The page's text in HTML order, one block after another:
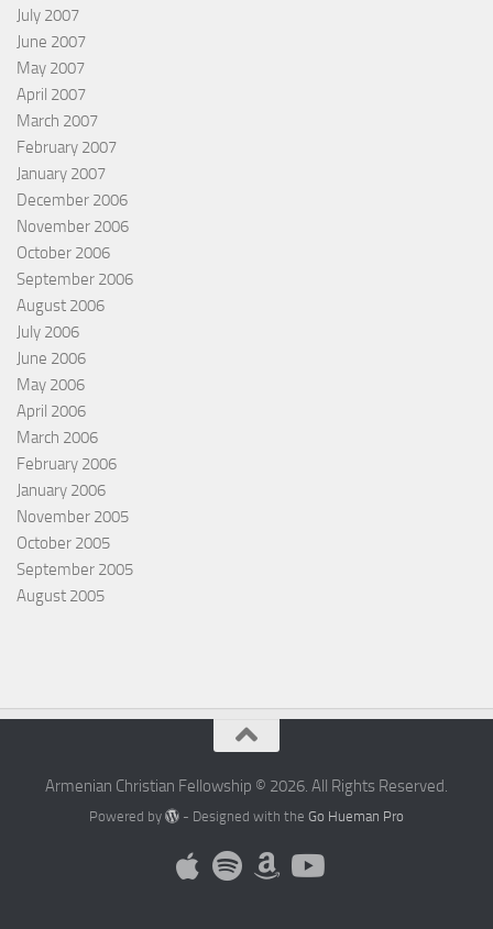
July 2007
June 2007
May 2007
April 2007
March 2007
February 2007
January 2007
December 2006
November 2006
October 2006
September 2006
August 2006
July 2006
June 2006
May 2006
April 2006
March 2006
February 2006
January 2006
November 2005
October 2005
September 2005
August 2005
Armenian Christian Fellowship © 2026. All Rights Reserved.
Powered by - Designed with theGo Hueman Pro